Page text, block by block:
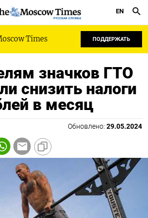
РУССКАЯ СЛУЖБА
EN
Times ПОДДЕРЖАТЬ
значков ГТО
снизить налоги
в месяц
Обновлено: 29.05.2024